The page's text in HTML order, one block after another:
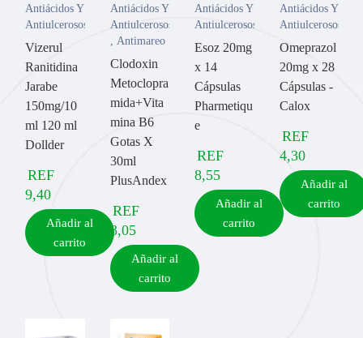
Antiácidos Y
Antiulcerosos
Vizerul
Ranitidina
Jarabe
150mg/10
ml 120 ml
Dollder
REF
9,40
Añadir al
carrito
Antiácidos Y
Antiulcerosos
Antimareo
Clodoxin
Metoclopra
mida+Vita
mina B6
Gotas X
30ml
PlusAndex
REF
3,05
Añadir al
carrito
Antiácidos Y
Antiulcerosos
Esoz 20mg
x 14
Cápsulas
Pharmetiqu
e
REF
8,55
Añadir al
carrito
Antiácidos Y
Antiulcerosos
Omeprazol
20mg x 28
Cápsulas -
Calox
REF
4,30
Añadir al
carrito